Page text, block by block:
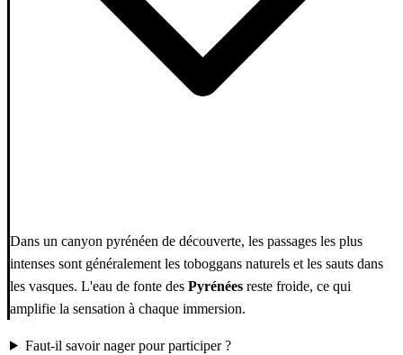
Dans un canyon pyrénéen de découverte, les passages les plus
intenses sont généralement les toboggans naturels et les sauts dans
les vasques. L'eau de fonte des Pyrénées reste froide, ce qui
amplifie la sensation à chaque immersion.
Faut-il savoir nager pour participer ?